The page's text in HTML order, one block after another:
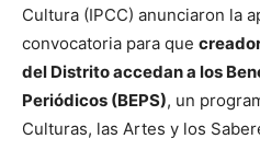
Cultura (IPCC) anunciaron la
convocatoria para que
del Distrito accedan a los
Periódicos (BEPS), un
Culturas, las Artes y los